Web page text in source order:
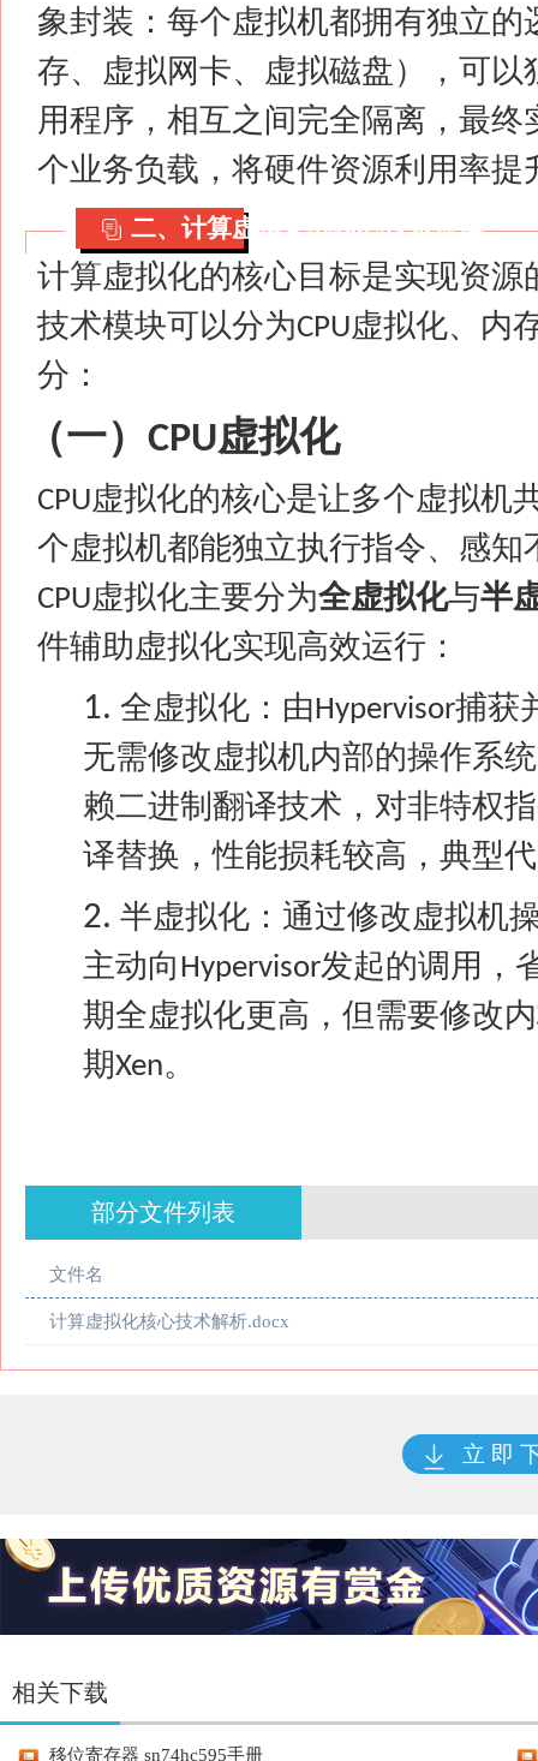
象封装：每个虚拟机都拥有独立的
存、虚拟网卡、虚拟磁盘），可
用程序，相互之间完全隔离，最
个业务负载，将硬件资源利用率提
二、计算虚拟化的核心技术原理
计算虚拟化的核心目标是实现资
技术模块可以分为CPU虚拟化、内
分：
（一） CPU虚拟化
CPU虚拟化的核心是让多个虚拟机
个虚拟机都能独立执行指令、感
CPU虚拟化主要分为全虚拟化与半
件辅助虚拟化实现高效运行：
1. 全虚拟化：由Hypervisor捕获
无需修改虚拟机内部的操作系
赖二进制翻译技术，对非特权
译替换，性能损耗较高，典型
2. 半虚拟化：通过修改虚拟机
主动向Hypervisor发起的调用，
期全虚拟化更高，但需要修改
期Xen。
部分文件列表
文件名
计算虚拟化核心技术解析.docx
立 即
相关下载
移位寄存器 sn74hc595手册